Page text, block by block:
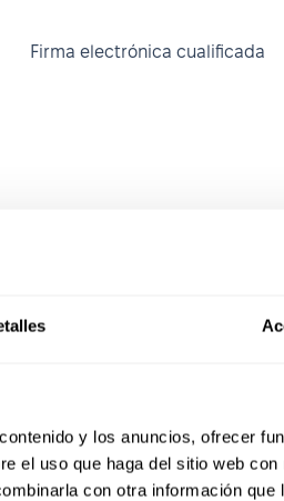
y los anuncios, ofrecer
el uso que haga del sitio web
con otra información que
Firma electrónica cualificada